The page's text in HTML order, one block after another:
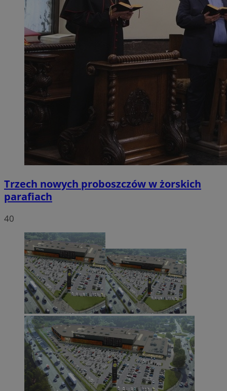
Trzech nowych proboszczów w żorskich
parafiach
40